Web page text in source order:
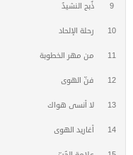
9 ذُبح النشيدُ
10 رحلة الإلحاد
11 من مهر الخطوبة
12 فنّ الهوى
13 لا أنسى هواك
14 أغاريد الهوى